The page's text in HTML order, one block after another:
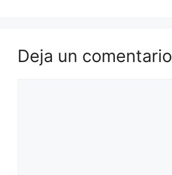
Deja un comentario